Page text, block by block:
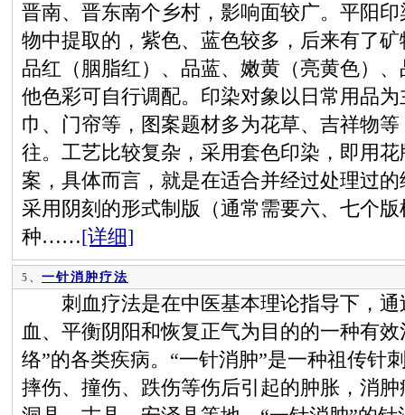
晋南、晋东南个乡村，影响面较广。平阳
物中提取的，紫色、蓝色较多，后来有了
品红（胭脂红）、品蓝、嫩黄（亮黄色）
他色彩可自行调配。印染对象以日常用品
巾、门帘等，图案题材多为花草、吉祥物
往。工艺比较复杂，采用套色印染，即用
案，具体而言，就是在适合并经过处理过
采用阴刻的形式制版（通常需要六、七个
种……[详细]
5、 一针消肿疗法
刺血疗法是在中医基本理论指导下，通
血、平衡阴阳和恢复正气为目的的一种有
络”的各类疾病。“一针消肿”是一种祖传针
摔伤、撞伤、跌伤等伤后引起的肿胀，消